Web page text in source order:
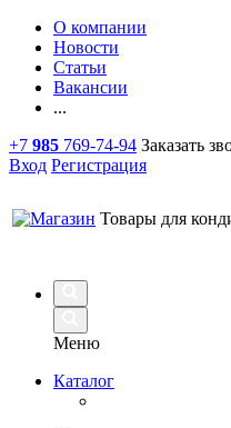
О компании
Новости
Статьи
Вакансии
...
+7 985 769-74-94 Заказать
Вход Регистрация
Товары для
Меню
Каталог